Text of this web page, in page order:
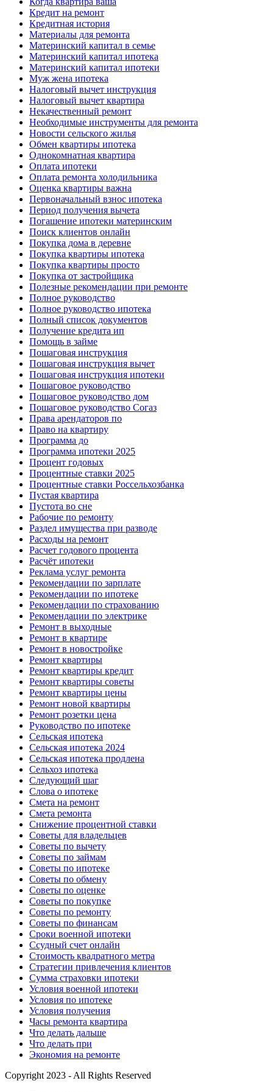
Кредит на ремонт
Кредитная история
Материалы для ремонта
Материнский капитал в семье
Материнский капитал ипотека
Материнский капитал ипотеки
Муж жена ипотека
Налоговый вычет инструкция
Налоговый вычет квартира
Некачественный ремонт
Необходимые инструменты для ремонта
Новости сельского жилья
Обмен квартиры ипотека
Однокомнатная квартира
Оплата ипотеки
Оплата ремонта холодильника
Оценка квартиры важна
Первоначальный взнос ипотека
Период получения вычета
Погашение ипотеки материнским
Поиск клиентов онлайн
Покупка дома в деревне
Покупка квартиры ипотека
Покупка квартиры просто
Покупка от застройщика
Полезные рекомендации при ремонте
Полное руководство
Полное руководство ипотека
Полный список документов
Получение кредита ип
Помощь в займе
Пошаговая инструкция
Пошаговая инструкция вычет
Пошаговая инструкция ипотеки
Пошаговое руководство
Пошаговое руководство дом
Пошаговое руководство Согаз
Права арендаторов по
Право на квартиру
Программа до
Программа ипотеки 2025
Процент годовых
Процентные ставки 2025
Процентные ставки Россельхозбанка
Пустая квартира
Пустота во сне
Рабочие по ремонту
Раздел имущества при разводе
Расходы на ремонт
Расчет годового процента
Расчёт ипотеки
Реклама услуг ремонта
Рекомендации по зарплате
Рекомендации по ипотеке
Рекомендации по страхованию
Рекомендации по электрике
Ремонт в выходные
Ремонт в квартире
Ремонт в новостройке
Ремонт квартиры
Ремонт квартиры кредит
Ремонт квартиры советы
Ремонт квартиры цены
Ремонт новой квартиры
Ремонт розетки цена
Руководство по ипотеке
Сельская ипотека
Сельская ипотека 2024
Сельская ипотека продлена
Сельхоз ипотека
Следующий шаг
Слова о ипотеке
Смета на ремонт
Смета ремонта
Снижение процентной ставки
Советы для владельцев
Советы по вычету
Советы по займам
Советы по ипотеке
Советы по обмену
Советы по оценке
Советы по покупке
Советы по ремонту
Советы по финансам
Сроки военной ипотеки
Ссудный счет онлайн
Стоимость квадратного метра
Стратегии привлечения клиентов
Сумма страховки ипотеки
Условия военной ипотеки
Условия по ипотеке
Условия получения
Часы ремонта квартира
Что делать дальше
Что делать при
Экономия на ремонте
Copyright 2023 - All Rights Reserved